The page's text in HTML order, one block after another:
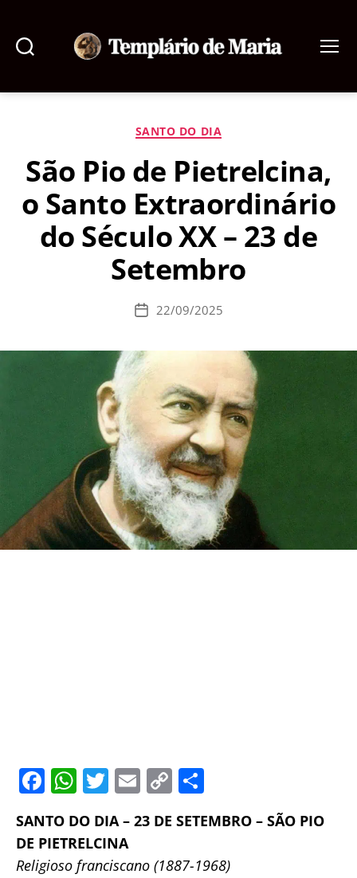
de
Categorias
SANTO DO DIA
São Pio de Pietrelcina,
o Santo Extraordinário
do Século XX – 23 de
Setembro
Data22/09/2025
F
c
e
W
at
s
T
itt
er
E
ai
l
C
p
y
ar
e
SANTO DO DIA – 23 DE SETEMBRO – SÃO PIO
DE PIETRELCINA
Religioso franciscano (1887-1968)